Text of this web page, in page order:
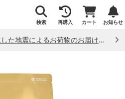
検索 再購入 カート お知らせ
熊本県熊本地方で発生した地震によるお荷物のお届け状況について （7/28）